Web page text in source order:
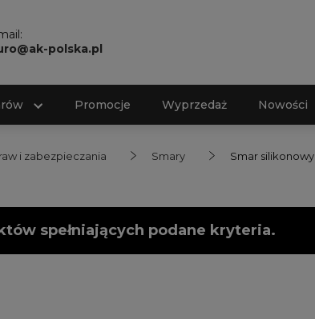
polska.pl
Promocje Wyprzedaż Nowości
i zabezpieczania Smary Smar silikonowy
spełniających podane kryteria.